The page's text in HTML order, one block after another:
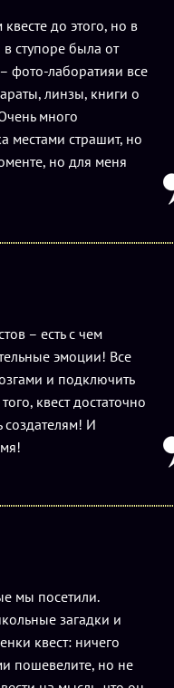
до этого, но в
ступоре была от
фото-лаборатияи все
линзы, книги о
много
местами страшит, но
но для меня
– есть с чем
эмоции! Все
и подключить
квест достаточно
создателям! И
мы посетили.
загадки и
квест: ничего
пошевелите, но не